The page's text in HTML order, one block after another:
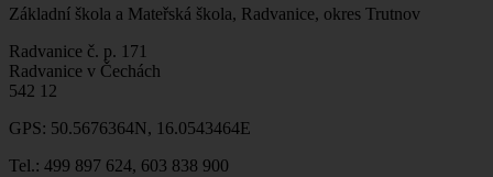
Základní škola a Mateřská škola, Radvanice, okres Trutnov
Radvanice č. p. 171
Radvanice v Čechách
542 12
GPS: 50.5676364N, 16.0543464E
Tel.: 499 897 624, 603 838 900